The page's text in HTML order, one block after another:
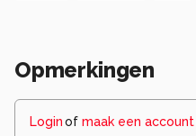
Opmerkingen
Loginof maak een account